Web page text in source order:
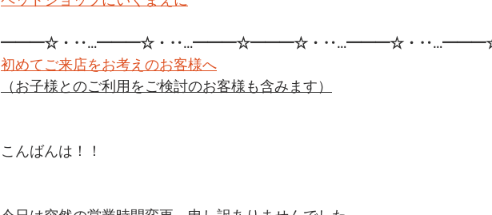
━━━☆・‥…━━━☆・‥…━━━☆━━━☆・‥…━━━☆・
初めてご来店をお考えのお客様へ
（お子様とのご利用をご検討のお客様も含みます）
こんばんは！！